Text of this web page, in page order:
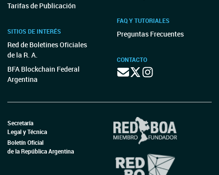
Tarifas de Publicación
SITIOS DE INTERÉS
Red de Boletines Oficiales
de la R. A.
BFA Blockchain Federal
Argentina
FAQ Y TUTORIALES
Preguntas Frecuentes
CONTACTO
Secretaría
Legal y Técnica
Boletín Oficial
de la República Argentina